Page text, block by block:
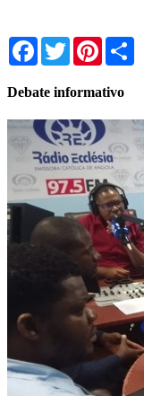
Facebook
TwitterPinterest
Debate informativo